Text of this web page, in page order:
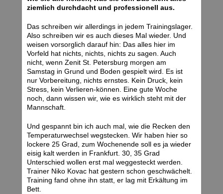
ziemlich durchdacht und professionell aus.
Das schreiben wir allerdings in jedem Trainingslager.
Also schreiben wir es auch dieses Mal wieder. Und
weisen vorsorglich darauf hin: Das alles hier im
Vorfeld hat nichts, nichts, nichts zu sagen. Auch
nicht, wenn Zenit St. Petersburg morgen am
Samstag in Grund und Boden gespielt wird. Es ist
nur Vorbereitung, nichts ernstes. Kein Druck, kein
Stress, kein Verlieren-können. Eine gute Woche
noch, dann wissen wir, wie es wirklich steht mit der
Mannschaft.
Und gespannt bin ich auch mal, wie die Recken den
Temperaturwechsel wegstecken. Wir haben hier so
lockere 25 Grad, zum Wochenende soll es ja wieder
eisig kalt werden in Frankfurt. 30, 35 Grad
Unterschied wollen erst mal weggesteckt werden.
Trainer Niko Kovac hat gestern schon geschwächelt.
Training fand ohne ihn statt, er lag mit Erkältung im
Bett.